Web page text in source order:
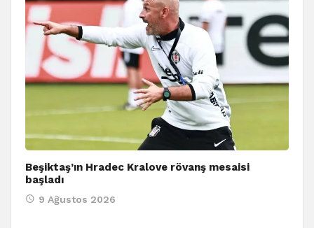
Beşiktaş’ın Hradec Kralove rövanş mesaisi
başladı
9 Ağustos 2026